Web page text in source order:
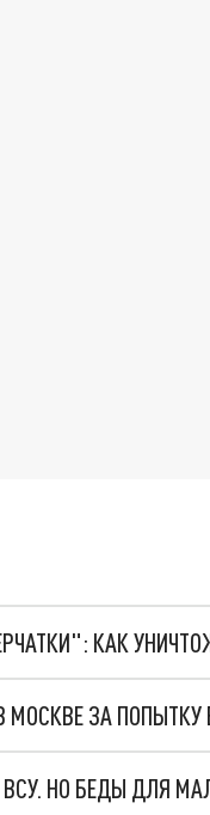
КАК
ЗА ПОПЫТКУ
НО БЕДЫ ДЛЯ